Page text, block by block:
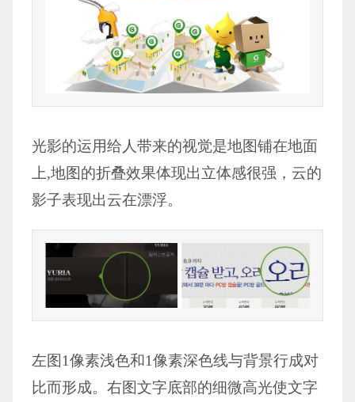
光影的运用给人带来的视觉是地图铺在地面
上,地图的折叠效果体现出立体感很强，云的
影子表现出云在漂浮。
左图1像素浅色和1像素深色线与背景行成对
比而形成。右图文字底部的细微高光使文字